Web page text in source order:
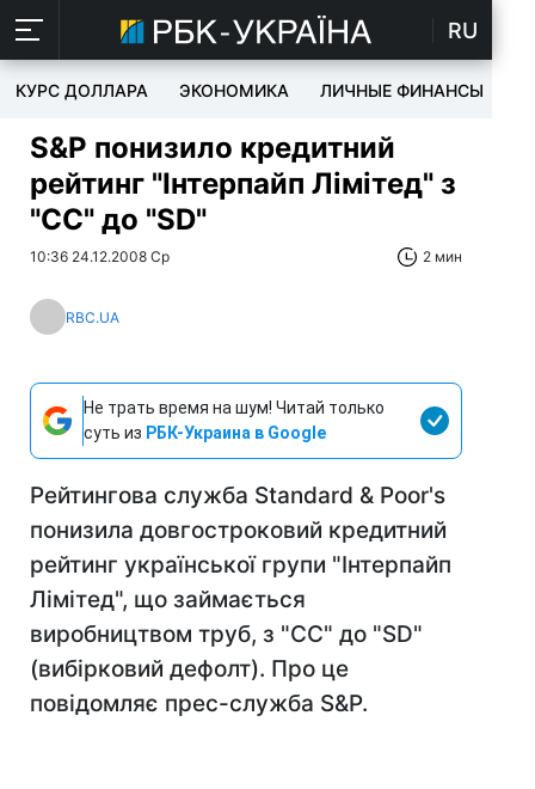
RU
КУРС ДОЛЛАРА ЭКОНОМИКА ЛИЧНЫЕ ФИНАНСЫ
S&P понизило кредитний
рейтинг "Інтерпайп Лімітед" з
"СС" до "SD"
10:36 24.12.2008 Ср 2 мин
RBC.UA
Не трать время на шум! Читай только
суть из РБК-Украина в Google
Рейтингова служба Standard & Poor's
понизила довгостроковий кредитний
рейтинг української групи "Інтерпайп
Лімітед", що займається
виробництвом труб, з "СС" до "SD"
(вибірковий дефолт). Про це
повідомляє прес-служба S&P.